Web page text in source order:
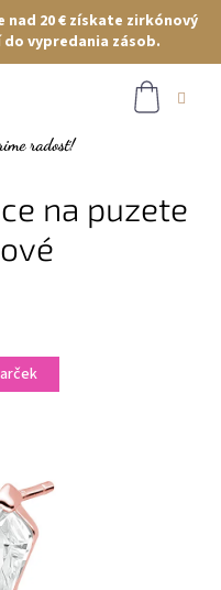
nad 20 € získate zirkónový
do vypredania zásob.
na puzete